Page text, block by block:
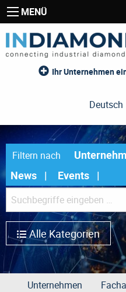
MENÜ
Ihr Unternehmen
Deutsch
Filtern nach
News
Events
Alle Kategorien
Unternehmen